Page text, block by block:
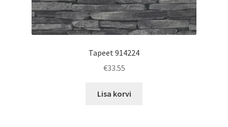
Tapeet 914224
€33.55
Lisa korvi